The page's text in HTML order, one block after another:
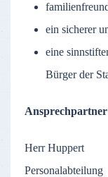
ein sicherer
eine
Bürger der
Herr Huppert
Personalabteilung